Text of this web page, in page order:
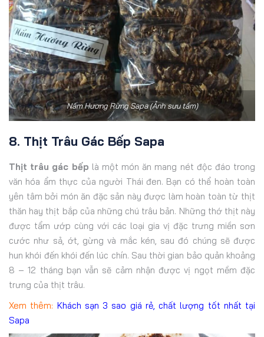
Nấm Hương Rừng Sapa (Ảnh sưu tầm)
8. Thịt Trâu Gác Bếp Sapa
Thịt trâu gác bếp là một món ăn mang nét độc đáo trong
văn hóa ẩm thực của người Thái đen. Bạn có thể hoàn toàn
yên tâm bởi món ăn đặc sản này được làm hoàn toàn từ thịt
thăn hay thịt bắp của những chú trâu bản. Những thớ thịt này
được tẩm ướp cùng với các loại gia vị đặc trưng miền sơn
cước như sả, ớt, gừng và mắc kén, sau đó chúng sẽ được
hun khói đến khói đến lúc chín. Sau thời gian bảo quản khoảng
8 – 12 tháng bạn vẫn sẽ cảm nhận được vị ngọt mềm đặc
trưng của thịt trâu.
Xem thêm: Khách sạn 3 sao giá rẻ, chất lượng tốt nhất tại
Sapa